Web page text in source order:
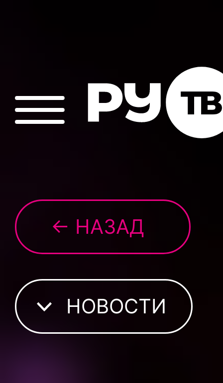
← НАЗАД
НОВОСТИ